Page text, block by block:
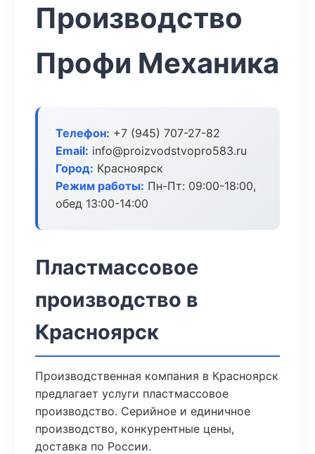
Производство
Профи Механика
Телефон: +7 (945) 707-27-82
Email: info@proizvodstvopro583.ru
Город: Красноярск
Режим работы: Пн-Пт: 09:00-18:00,
обед 13:00-14:00
Пластмассовое
производство в
Красноярск
Производственная компания в Красноярск
предлагает услуги пластмассовое
производство. Серийное и единичное
производство, конкурентные цены,
доставка по России.